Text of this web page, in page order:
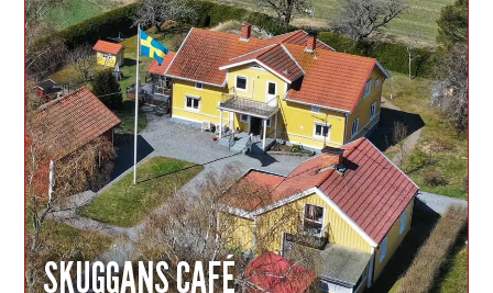
SKUGGANS CAFÉ